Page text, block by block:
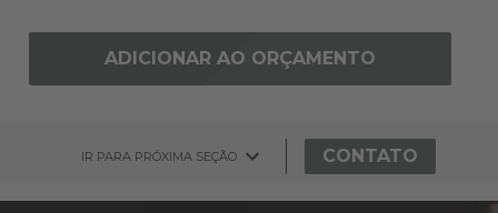
ADICIONAR AO ORÇAMENTO
IR PARA PRÓXIMA SEÇÃO CONTATO